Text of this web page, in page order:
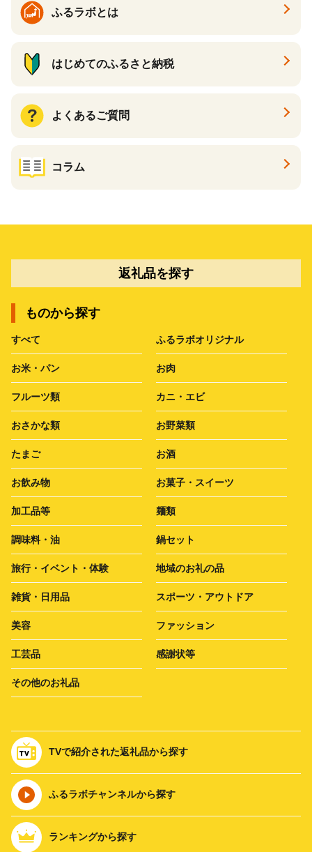
ふるラボとは
はじめてのふるさと納税
よくあるご質問
コラム
返礼品を探す
ものから探す
すべて ふるラボオリジナル
お米・パン お肉
フルーツ類 カニ・エビ
おさかな類 お野菜類
たまご お酒
お飲み物 お菓子・スイーツ
加工品等 麺類
調味料・油 鍋セット
旅行・イベント・体験 地域のお礼の品
雑貨・日用品 スポーツ・アウトドア
美容 ファッション
工芸品 感謝状等
その他のお礼品
TVで紹介された返礼品から探す
ふるラボチャンネルから探す
ランキングから探す